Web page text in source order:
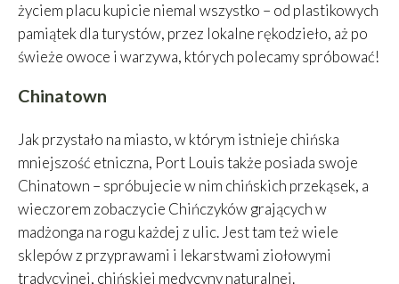
życiem placu kupicie niemal wszystko – od plastikowych
pamiątek dla turystów, przez lokalne rękodzieło, aż po
świeże owoce i warzywa, których polecamy spróbować!
Chinatown
Jak przystało na miasto, w którym istnieje chińska
mniejszość etniczna, Port Louis także posiada swoje
Chinatown – spróbujecie w nim chińskich przekąsek, a
wieczorem zobaczycie Chińczyków grających w
madżonga na rogu każdej z ulic. Jest tam też wiele
sklepów z przyprawami i lekarstwami ziołowymi
tradycyjnej, chińskiej medycyny naturalnej.